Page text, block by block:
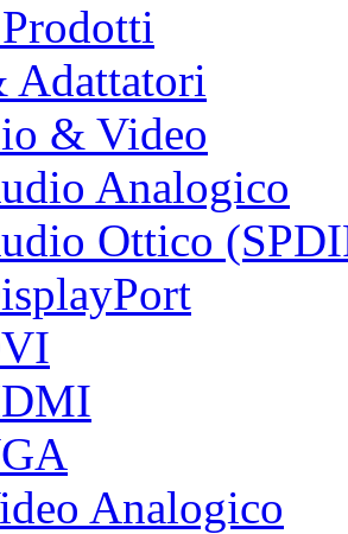
Adattatori
& Video
Analogico
Ottico
Analogico